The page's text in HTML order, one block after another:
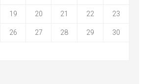
19 20 21 22 23
26 27 28 29 30